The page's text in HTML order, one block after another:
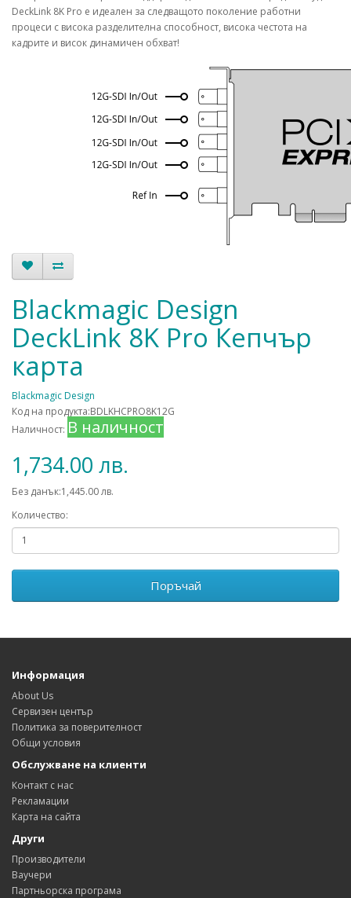
DeckLink 8K Pro е идеален за следващото поколение работни
процеси с висока разделителна способност, висока честота на
кадрите и висок динамичен обхват!
Blackmagic Design
DeckLink 8K Pro Кепчър
карта
Blackmagic Design
Код на продукта:BDLKHCPRO8K12G
Наличност: В наличност
1,734.00 лв.
Без данък:1,445.00 лв.
Количество:
Поръчай
Информация
About Us
Сервизен център
Политика за поверителност
Общи условия
Обслужване на клиенти
Контакт с нас
Рекламации
Карта на сайта
Други
Производители
Ваучери
Партньорска програма